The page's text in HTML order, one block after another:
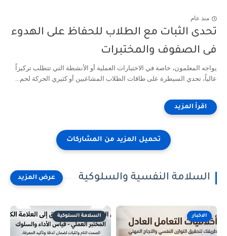
منذ عام
تحدى الثبات مع الطلاب للحفاظ على الهدوء
فى الصفوف والمختبرات
يواجه المعلمون، خاصة في الاختبارات العملية أو الأنشطة التي تتطلب تركيزاً
عالياً، تحدي السيطرة على طاقات الطلاب المشاغبين أو كثيري الحركة لحم...
السلامة النفسية والسلوكية
الاخبار السلامة السلوكية